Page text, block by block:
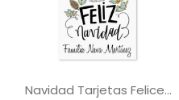
Navidad Tarjetas Felices Fiestas